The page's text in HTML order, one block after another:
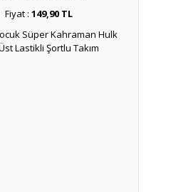
Fiyat : 149,90 TL